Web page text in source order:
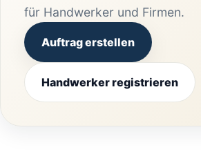
für Handwerker und Firmen.
Auftrag erstellen
Handwerker registrieren